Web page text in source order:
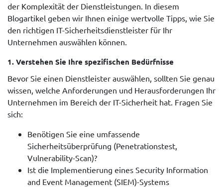
der Komplexität der Dienstleistungen. In diesem
Blogartikel geben wir Ihnen einige wertvolle Tipps, wie Sie
den richtigen IT-Sicherheitsdienstleister für Ihr
Unternehmen auswählen können.
1. Verstehen Sie Ihre spezifischen Bedürfnisse
Bevor Sie einen Dienstleister auswählen, sollten Sie genau
wissen, welche Anforderungen und Herausforderungen Ihr
Unternehmen im Bereich der IT-Sicherheit hat. Fragen Sie
sich:
Benötigen Sie eine umfassende
Sicherheitsüberprüfung (Penetrationstest,
Vulnerability-Scan)?
Ist die Implementierung eines Security Information
and Event Management (SIEM)-Systems